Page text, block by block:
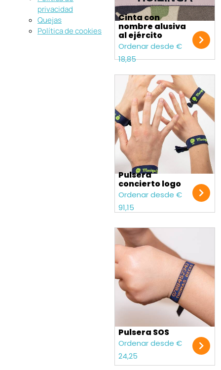
privacidad
Quejas
Política de cookies
Cinta con
nombre alusiva
al ejército
Ordenar desde €
18,85
Pulsera
concierto logo
Ordenar desde €
91,15
Pulsera SOS
Ordenar desde €
24,25